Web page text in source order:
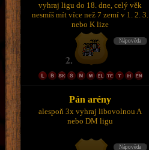
vyhraj ligu do 18. dne, celý věk
nesmíš mít více než 7 zemí v 1. 2. 3.
nebo K lize
Pán arény
alespoň 3x vyhraj libovolnou A
nebo DM ligu